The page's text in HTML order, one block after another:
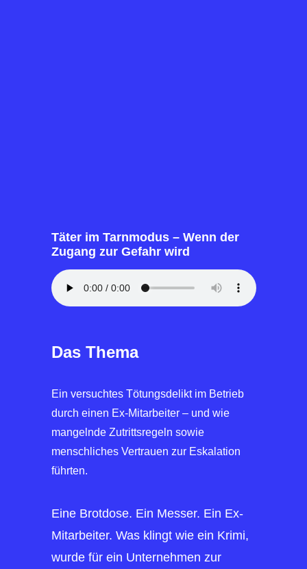
Täter im Tarnmodus – Wenn der
Zugang zur Gefahr wird
Das Thema
Ein versuchtes Tötungsdelikt im Betrieb
durch einen Ex-Mitarbeiter – und wie
mangelnde Zutrittsregeln sowie
menschliches Vertrauen zur Eskalation
führten.
Eine Brotdose. Ein Messer. Ein Ex-
Mitarbeiter. Was klingt wie ein Krimi,
wurde für ein Unternehmen zur